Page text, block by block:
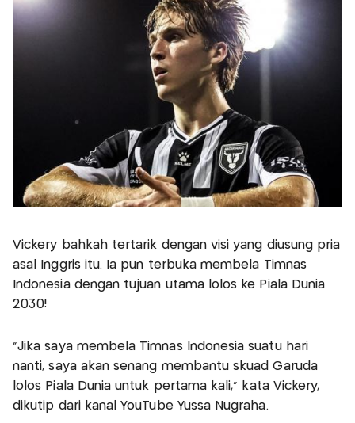
Vickery bahkah tertarik dengan visi yang diusung pria
asal Inggris itu. Ia pun terbuka membela Timnas
Indonesia dengan tujuan utama lolos ke Piala Dunia
2030!
"Jika saya membela Timnas Indonesia suatu hari
nanti, saya akan senang membantu skuad Garuda
lolos Piala Dunia untuk pertama kali,” kata Vickery,
dikutip dari kanal YouTube Yussa Nugraha.